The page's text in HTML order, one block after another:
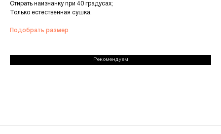
Стирать наизнанку при 40 градусах;
Только естественная сушка.
Подобрать размер
Рекомендуем